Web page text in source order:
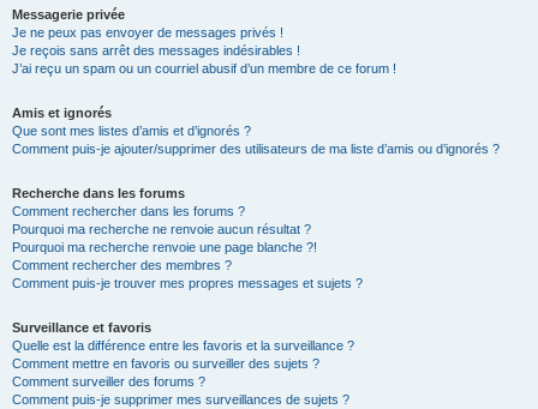
Messagerie privée
Je ne peux pas envoyer de messages privés !
Je reçois sans arrêt des messages indésirables !
J’ai reçu un spam ou un courriel abusif d’un membre de ce forum !
Amis et ignorés
Que sont mes listes d’amis et d’ignorés ?
Comment puis-je ajouter/supprimer des utilisateurs de ma liste d’amis ou d’ignorés ?
Recherche dans les forums
Comment rechercher dans les forums ?
Pourquoi ma recherche ne renvoie aucun résultat ?
Pourquoi ma recherche renvoie une page blanche ?!
Comment rechercher des membres ?
Comment puis-je trouver mes propres messages et sujets ?
Surveillance et favoris
Quelle est la différence entre les favoris et la surveillance ?
Comment mettre en favoris ou surveiller des sujets ?
Comment surveiller des forums ?
Comment puis-je supprimer mes surveillances de sujets ?